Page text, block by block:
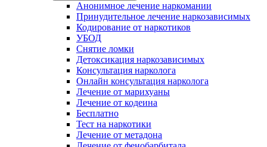
Анонимное лечение наркомании
Принудительное лечение наркозависимых
Кодирование от наркотиков
УБОД
Снятие ломки
Детоксикация наркозависимых
Консультация нарколога
Онлайн консультация нарколога
Лечение от марихуаны
Лечение от кодеина
Бесплатно
Тест на наркотики
Лечение от метадона